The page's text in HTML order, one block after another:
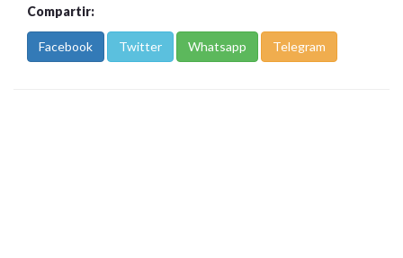
Compartir:
Facebook Twitter Whatsapp Telegram